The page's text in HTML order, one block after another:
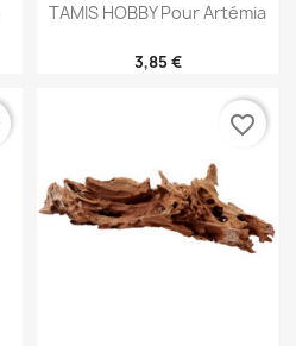
TAMIS HOBBY Pour Artémia
3,85 €
favorite_border